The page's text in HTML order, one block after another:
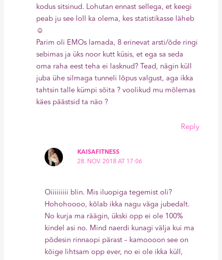
kodus sitsinud. Lohutan ennast sellega, et keegi
peab ju see loll ka olema, kes statistikasse läheb
☺
Parim oli EMOs lamada, 8 erinevat arsti/õde ringi
sebimas ja üks noor kutt küsis, et ega sa seda
oma raha eest teha ei lasknud? Tead, nägin küll
juba ühe silmaga tunneli lõpus valgust, aga ikka
tahtsin talle kümpi sõita ? voolikud mu mõlemas
käes päästsid ta näo ?
Reply
KAISAFITNESS
28. NOV. 2018 AT 17:06
Oiiiiiiiii blin. Mis iluopiga tegemist oli?
Hohohoooo, kõlab ikka nagu väga jubedalt.
No kurja ma räägin, ükski opp ei ole 100%
kindel asi no. Mind naerdi kunagi välja kui ma
põdesin rinnaopi pärast – kamoooon see on
kõige lihtsam opp ever, no ei ole ikka küll,